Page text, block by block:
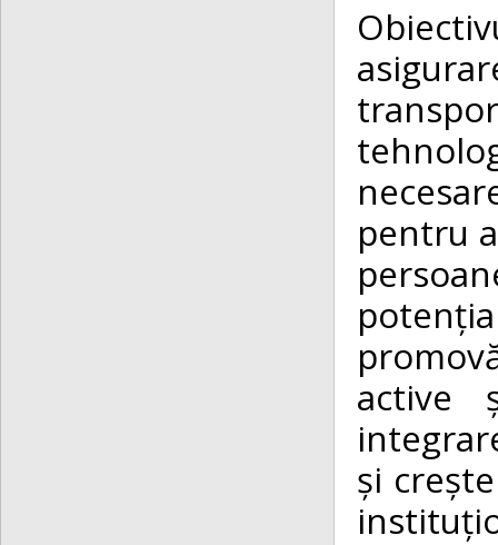
pentru
active
și